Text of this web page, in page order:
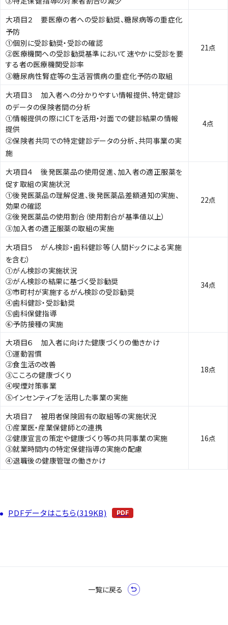
大項目２ 要医療の者への受診勧奨、糖尿病等の重症化
予防
①個別に受診勧奨・受診の確認
②医療機関への受診勧奨基準において速やかに受診を要
する者の医療機関受診率
③糖尿病性腎症等の生活習慣病の重症化予防の取組
21点
大項目３ 加入者への分かりやすい情報提供、特定健診
のデータの保険者間の分析
①情報提供の際にICTを活用・対面での健診結果の情報
提供
②保険者共同での特定健診データの分析、共同事業の実
施
4点
大項目４ 後発医薬品の使用促進、加入者の適正服薬を
促す取組の実施状況
①後発医薬品の理解促進、後発医薬品差額通知の実施、
効果の確認
②後発医薬品の使用割合（使用割合が基準値以上）
③加入者の適正服薬の取組の実施
22点
大項目５ がん検診・歯科健診等（人間ドックによる実施
を含む）
①がん検診の実施状況
②がん検診の結果に基づく受診勧奨
③市町村が実施するがん検診の受診勧奨
④歯科健診・受診勧奨
⑤歯科保健指導
⑥予防接種の実施
34点
大項目６ 加入者に向けた健康づくりの働きかけ
①運動習慣
②食生活の改善
③こころの健康づくり
④喫煙対策事業
⑤インセンティブを活用した事業の実施
18点
大項目７ 被用者保険固有の取組等の実施状況
①産業医・産業保健師との連携
②健康宣言の策定や健康づくり等の共同事業の実施
③就業時間内の特定保健指導の実施の配慮
④退職後の健康管理の働きかけ
16点
PDFデータはこちら(319KB)
一覧に戻る